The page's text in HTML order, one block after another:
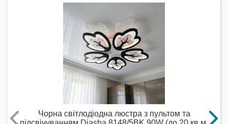
Чорна світлодіодна люстра з пультом та